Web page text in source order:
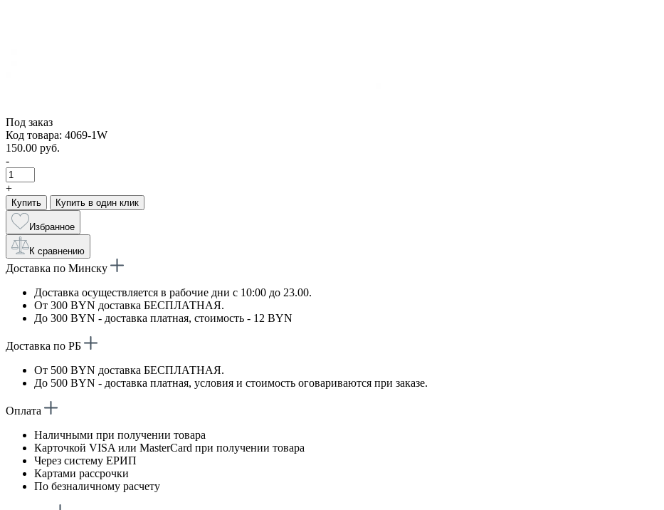
Под заказ
Код товара: 4069-1W
150.00 руб.
-
+
Купить Купить в один клик
Избранное
К сравнению
Доставка по Минску
Доставка осуществляется в рабочие дни с 10:00 до 23.00.
От 300 BYN доставка БЕСПЛАТНАЯ.
До 300 BYN - доставка платная, стоимость - 12 BYN
Доставка по РБ
От 500 BYN доставка БЕСПЛАТНАЯ.
До 500 BYN - доставка платная, условия и стоимость оговариваются при заказе.
Оплата
Наличными при получении товара
Карточкой VISA или MasterCard при получении товара
Через систему ЕРИП
Картами рассрочки
По безналичному расчету